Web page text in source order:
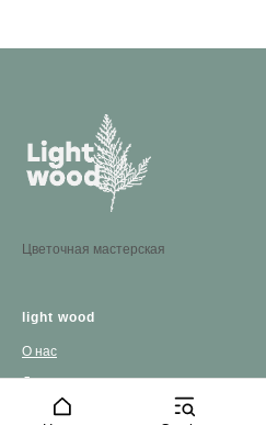
Цветочная мастерская
light wood
О нас
Доставка и оплата